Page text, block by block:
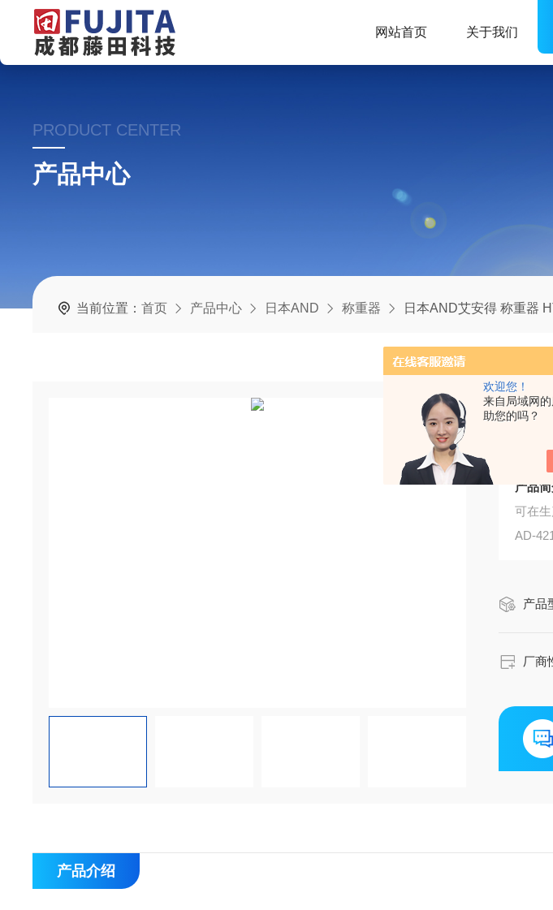
欢迎您！
来自局域网
助您的吗？
网站首页 关于我们
PRODUCT CENTER
产品中心
当前位置：首页 产品中心 日本AND 称重器 日本AND艾安得 称重器
产品简
可在生
AD-
・包括
产品
厂商
产品介绍